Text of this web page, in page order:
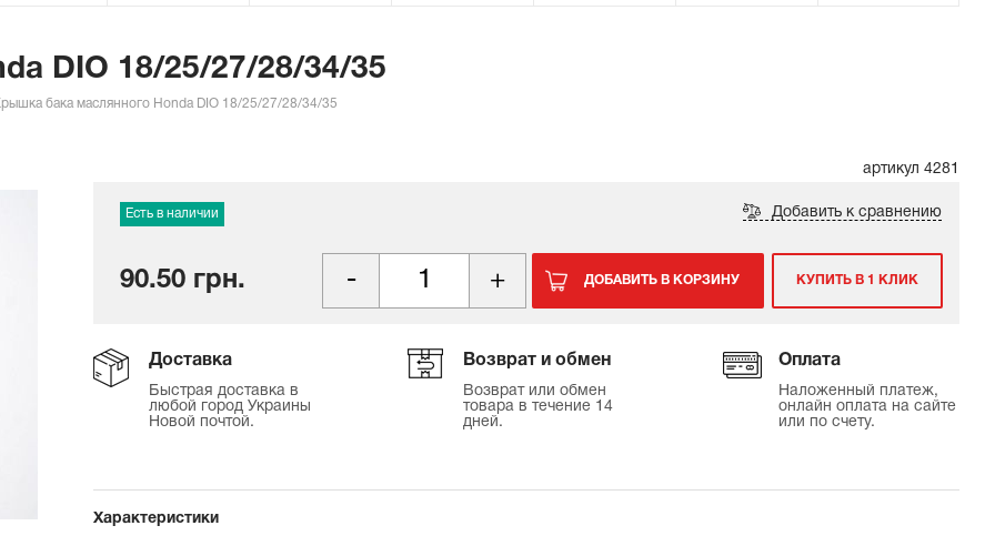
DIO 18/25/27/28/34/35
бака маслянного Honda DIO 18/25/27/28/34/35
артикул 4281
Есть в наличии Добавить к сравнению
90.50 грн. ДОБАВИТЬ В КОРЗИНУ КУПИТЬ В 1 КЛИК
Доставка
Быстрая доставка в
любой город Украины
Новой почтой.
Возврат и обмен
Возврат или обмен
товара в течение 14
дней.
Оплата
Наложенный платеж,
онлайн оплата на сайте
или по счету.
Характеристики